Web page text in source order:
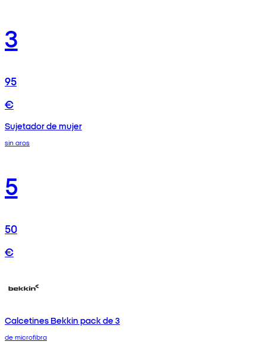
3
95
€
Sujetador de mujer
sin aros
5
50
€
Calcetines Bekkin pack de 3
de microfibra